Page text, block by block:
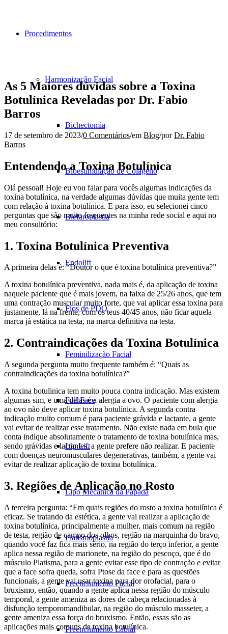
Procedimentos
Harmonização Facial
Bichectomia
Bioestimulação de Colágeno
Blefaroplastia
Endolift
Fios de PDO
Feminilização Facial
Full Face
Lip Lift
Lipo Mecânica da Papada
Platismoplastia
Preenchimento Facial
Preenchimento Labial
As 5 Maiores dúvidas sobre a Toxina
Botulínica Reveladas por Dr. Fabio
Barros
17 de setembro de 2023/0 Comentários/em Blog/porDr. Fabio
Barros
Entendendo a Toxina Botulínica
Olá pessoal! Hoje eu vou falar para vocês algumas indicações da
toxina botulínica, na verdade algumas dúvidas que muita gente tem
com relação à toxina botulínica. E para isso, eu selecionei cinco
perguntas que são muito frequentes na minha rede social e aqui no
meu consultório:
1. Toxina Botulínica Preventiva
A primeira delas é: “Doutor o que é toxina botulínica preventiva?”
A toxina botulínica preventiva, nada mais é, da aplicação de toxina
naquele paciente que é mais jovem, na faixa de 25/26 anos, que tem
uma contração muscular muito forte, que vai aplicar essa toxina para
justamente, lá na frente, com os teus 40/45 anos, não ficar aquela
marca já estática na testa, na marca definitiva na testa.
2. Contraindicações da Toxina Botulínica
A segunda pergunta muito frequente também é: “Quais as
contraindicações da toxina botulínica?”
A toxina botulinica tem muito pouca contra indicação. Mas existem
algumas sim, e uma delas é a alergia a ovo. O paciente com alergia
ao ovo não deve aplicar toxina botulínica. A segunda contra
indicação muito comum é para paciente grávida e lactante, a gente
vai evitar de realizar esse tratamento. Não existe nada em bula que
conta indique absolutamente o tratamento de toxina botulínica mas,
sendo grávidas e lactantes, a gente prefere não realizar. E paciente
com doenças neuromusculares degenerativas, também, a gente vai
evitar de realizar aplicação de toxina botulínica.
3. Regiões de Aplicação no Rosto
A terceira pergunta: “Em quais regiões do rosto a toxina botulínica é
eficaz. Se tratando da estética, a gente vai realizar a aplicação de
toxina botulínica, principalmente a mulher, mais comum na região
de testa, região de campo dos olhos, região na marquinha do bravo,
quando você faz fica mais sério, na região do terço inferior, a gente
aplica nessa região de marionete, na região do pescoço, que é do
músculo Platisma, para a gente evitar esse tipo de contração e evitar
que a face sofra queda, sofra Ptose da face e para as questões
funcionais, a gente vai usar toxina para dor orofacial, para o
bruxismo, então, quando a gente aplica nessa região do músculo
temporal, a gente ameniza as dores de cabeça relacionadas à
disfunção temporomandibular, na região do músculo masseter, a
gente ameniza essa força do bruxismo. Então, essas são as
aplicações mais comuns da toxina botulínica.